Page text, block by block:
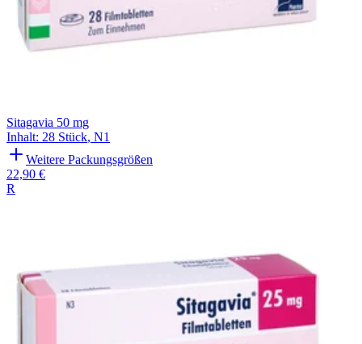
Sitagavia 50 mg
Inhalt: 28 Stück, N1
Weitere Packungsgrößen
22,90 €
R